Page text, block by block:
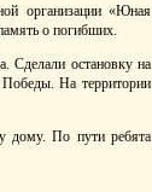
организации «Юная
о погибших.
Сделали остановку на
Победы. На территории
дому. По пути ребята